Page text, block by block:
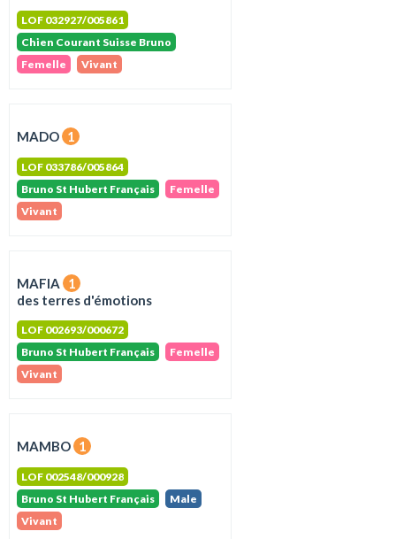
LOF 032927/005861
Chien Courant Suisse Bruno
Femelle
Vivant
MADO 1
LOF 033786/005864
Bruno St Hubert Français
Femelle
Vivant
MAFIA
1
des terres d'émotions
LOF 002693/000672
Bruno St Hubert Français
Femelle
Vivant
MAMBO 1
LOF 002548/000928
Bruno St Hubert Français
Male
Vivant